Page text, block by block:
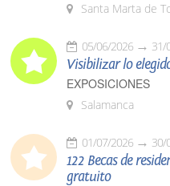
Santa Marta de
05/06/2026 31/
Visibilizar lo
EXPOSICIONES
Salamanca
01/07/2026 30/
122 Becas de
gratuito